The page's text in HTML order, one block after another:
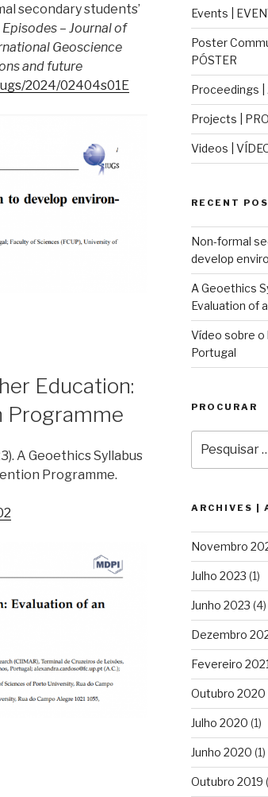
secondary students’
Episodes – Journal of
Geoscience
and future
2024/02404s01E
Education:
Programme
A Geoethics Syllabus
Programme.
Events |
Poster
PÓSTER
Proceedings |
Projects |
Videos |
RECENT
Non-formal
develop
A Geoethics
Evaluation of
Vídeo sobre o
Portugal
PROCURAR
por:
ARCHIVES |
Novembro
Julho 2023 (1)
Junho 2023 (4)
Dezembro
Fevereiro 2021
Outubro 2020
Julho 2020 (1)
Junho 2020 (1)
Outubro 2019